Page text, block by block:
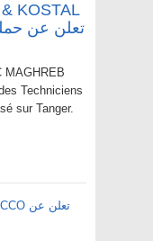
MAGHREB
Techniciens
sur Tanger.